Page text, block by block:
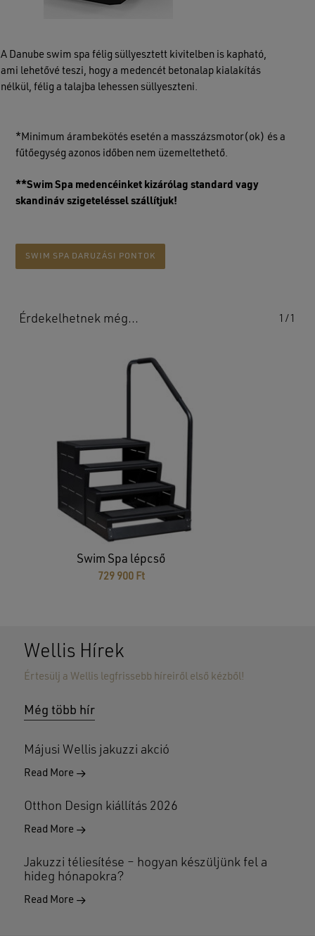
A Danube swim spa félig süllyesztett kivitelben is kapható,
ami lehetővé teszi, hogy a medencét betonalap kialakítás
nélkül, félig a talajba lehessen süllyeszteni.
*Minimum árambekötés esetén a masszázsmotor(ok) és a
fűtőegység azonos időben nem üzemeltethető.
**Swim Spa medencéinket kizárólag standard vagy
skandináv szigeteléssel szállítjuk!
SWIM SPA DARUZÁSI PONTOK
Érdekelhetnek még… 1/1
Swim Spa lépcső
729 900 Ft
Wellis Hírek
Értesülj a Wellis legfrissebb híreiről első kézből!
Még több hír
Májusi Wellis jakuzzi akció
Read More
Otthon Design kiállítás 2026
Read More
Jakuzzi téliesítése – hogyan készüljünk fel a
hideg hónapokra?
Read More